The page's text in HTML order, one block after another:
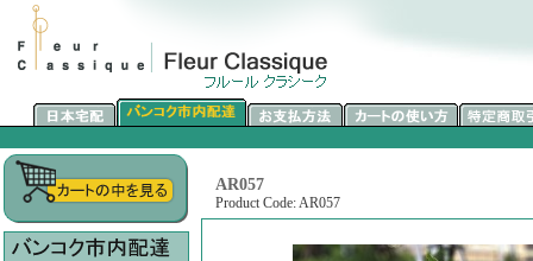
AR057
Product Code: AR057